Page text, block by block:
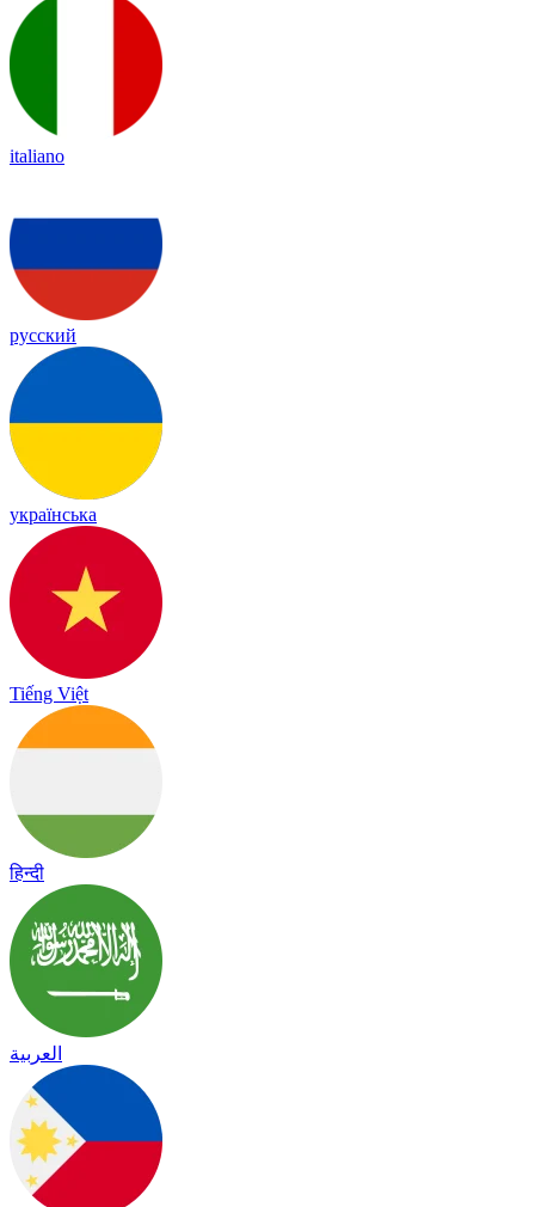
italiano
русский
українська
Tiếng Việt
हिन्दी
العربية